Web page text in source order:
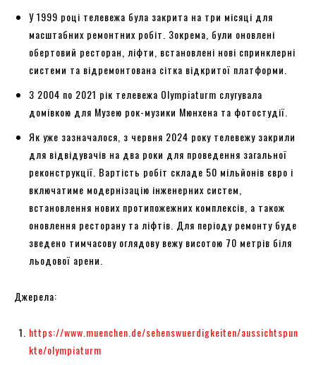
У 1999 році телевежа була закрита на три місяці для
масштабних ремонтних робіт. Зокрема, були оновлені
обертовий ресторан, ліфти, встановлені нові спринклерні
системи та відремонтована сітка відкритої платформи.
З 2004 по 2021 рік телевежа Olympiaturm слугувала
домівкою для Музею рок-музики Мюнхена та фотостудії.
Як уже зазначалося, з червня 2024 року телевежу закрили
для відвідувачів на два роки для проведення загальної
реконструкції. Вартість робіт складе 50 мільйонів євро і
включатиме модернізацію інженерних систем,
встановлення нових протипожежних комплексів, а також
оновлення ресторану та ліфтів. Для періоду ремонту буде
зведено тимчасову оглядову вежу висотою 70 метрів біля
льодової арени.
Джерела:
https://www.muenchen.de/sehenswuerdigkeiten/aussichtspun
kte/olympiaturm